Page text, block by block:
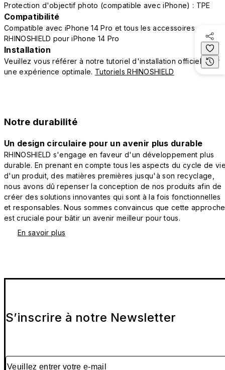
Protection d'objectif photo (compatible avec iPhone) : TPE
Compatibilité
Compatible avec iPhone 14 Pro et tous les accessoires
RHINOSHIELD pour iPhone 14 Pro
Installation
Veuillez vous référer à notre tutoriel d'installation officiel pour
une expérience optimale. Tutoriels RHINOSHIELD
Notre durabilité
Un design circulaire pour un avenir plus durable
RHINOSHIELD s'engage en faveur d'un développement plus
durable. En prenant en compte tous les aspects du cycle de
d'un produit, des matières premières jusqu'à son recyclage,
nous avons dû repenser la conception de nos produits afin de
créer des solutions innovantes qui sont à la fois fonctionnelles
et responsables. Nous sommes convaincus que cette approche
est cruciale pour bâtir un avenir meilleur pour tous.
En savoir plus
S’inscrire à notre Newsletter
Veuillez entrer votre e-mail